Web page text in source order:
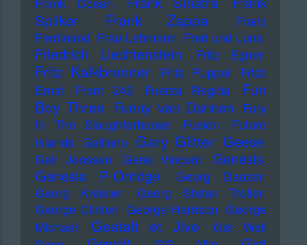
Spilker
Frank Zappa
Franz
Ferdinand Frau Lehmann Fred und Luna
Friedrich Liechtenstein Fritz Egner
Fritz Kalkbrenner Fritz Puppel
Fritzi
Ernst
Front 242 Fuerza Regida
Fun
Boy Three Funny van Dannen Fury
In The Slaughterhouse
Fusion
Future
Islands Galliano Gary Glitter Geese
Geir Jenssen Gene Vincent
Genesis
Genesis P-Orridge
Georg Danzer
Georg Kreisler
Georg Stefan Troller
George Clinton George Harrison George
Michael
Gestalt et Jive
Get Well